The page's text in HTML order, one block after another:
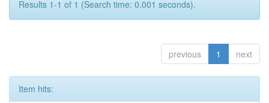
Results 1-1 of 1 (Search time: 0.001 seconds).
previous 1 next
Item hits: